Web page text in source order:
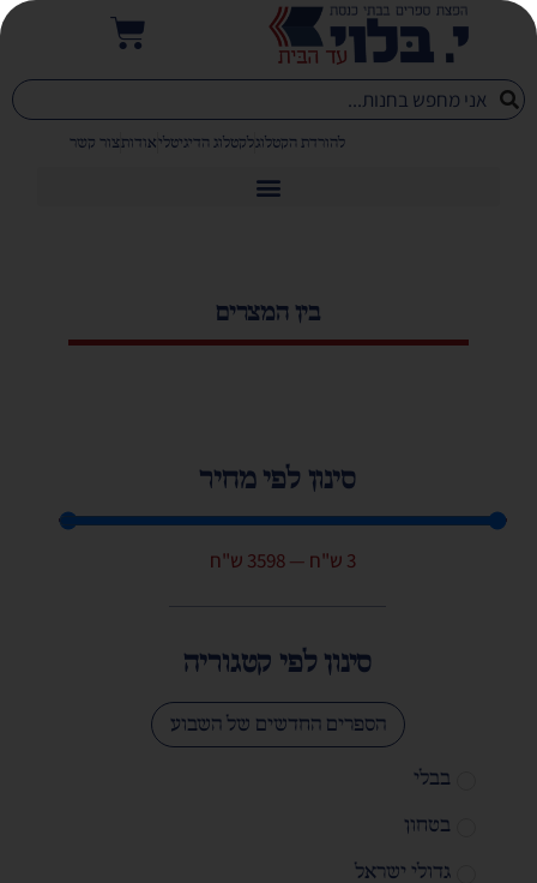
להורדת הקטלוגלקטלוג הדיגיטליאודותצור קשר
בין המצרים
סינון לפי מחיר
3 ש"ח —
3598 ש"ח
סינון לפי קטגוריה
הספרים החדשים של השבוע
בבלי
בטחון
גדולי ישראל